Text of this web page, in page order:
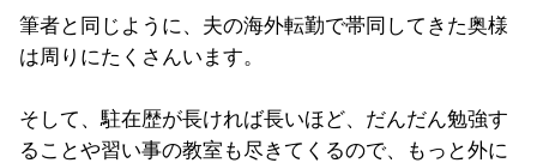
筆者と同じように、夫の海外転勤で帯同してきた奥様
は周りにたくさんいます。
そして、駐在歴が長ければ長いほど、だんだん勉強す
ることや習い事の教室も尽きてくるので、もっと外に